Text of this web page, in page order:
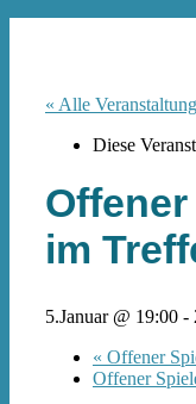
« Alle
Diese
im
5.Januar @ 19:00 -
« Offener
Offener